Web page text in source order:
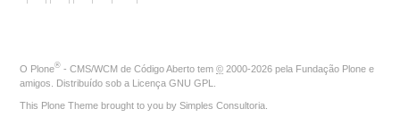
O Plone® - CMS/WCM de Código Aberto tem © 2000-2026 pela Fundação Plone e
amigos. Distribuído sob a Licença GNU GPL
This Plone Theme brought to you by Simples Consultoria